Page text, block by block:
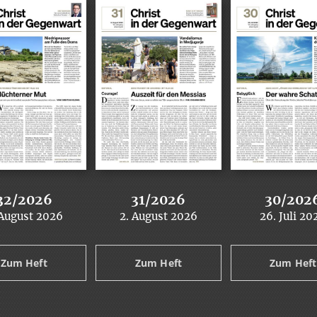
2026
: 2026
Zum Heft
31/2026
:
2. August 2026
Zum Heft
30/
:
26. Juli
Zum Heft